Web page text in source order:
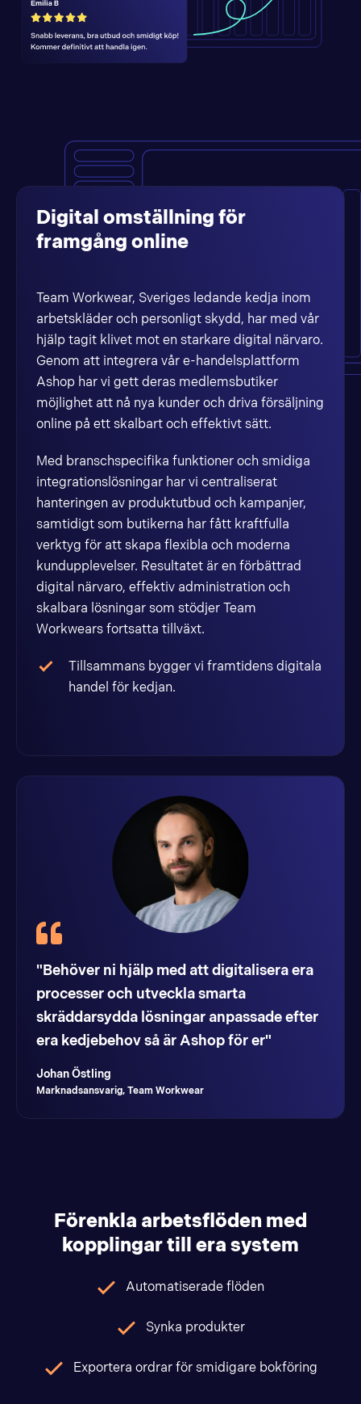
"Behöver ni hjälp med att digitalisera era
processer och utveckla smarta
skräddarsydda lösningar anpassade efter
era kedjebehov så är Ashop för er"
Johan Östling
Marknadsansvarig, Team Workwear
Digital omställning för
framgång online
Team Workwear, Sveriges ledande kedja inom
arbetskläder och personligt skydd, har med vår
hjälp tagit klivet mot en starkare digital närvaro.
Genom att integrera vår e-handelsplattform
Ashop har vi gett deras medlemsbutiker
möjlighet att nå nya kunder och driva försäljning
online på ett skalbart och effektivt sätt.
Med branschspecifika funktioner och smidiga
integrationslösningar har vi centraliserat
hanteringen av produktutbud och kampanjer,
samtidigt som butikerna har fått kraftfulla
verktyg för att skapa flexibla och moderna
kundupplevelser. Resultatet är en förbättrad
digital närvaro, effektiv administration och
skalbara lösningar som stödjer Team
Workwears fortsatta tillväxt.
Tillsammans bygger vi framtidens digitala
handel för kedjan.
Förenkla arbetsflöden med
kopplingar till era system
Automatiserade flöden
Synka produkter
Exportera ordrar för smidigare bokföring